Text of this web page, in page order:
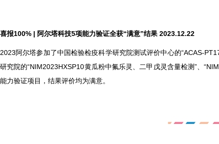
喜报100% | 阿尔塔科技5项能力验证全获“满意”结果 2023.12.22
2023阿尔塔参加了中国检验检疫科学研究院测试评价中心的“ACAS-
研究院的“NIM2023HXSP10黄瓜粉中氟乐灵、二甲戊灵含量检测”、
能力验证项目，结果评价均为满意。